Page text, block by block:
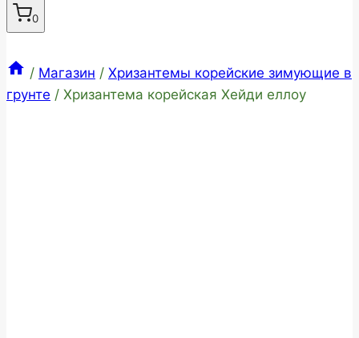
0
/ Магазин / Хризантемы корейские зимующие в
грунте / Хризантема корейская Хейди еллоу